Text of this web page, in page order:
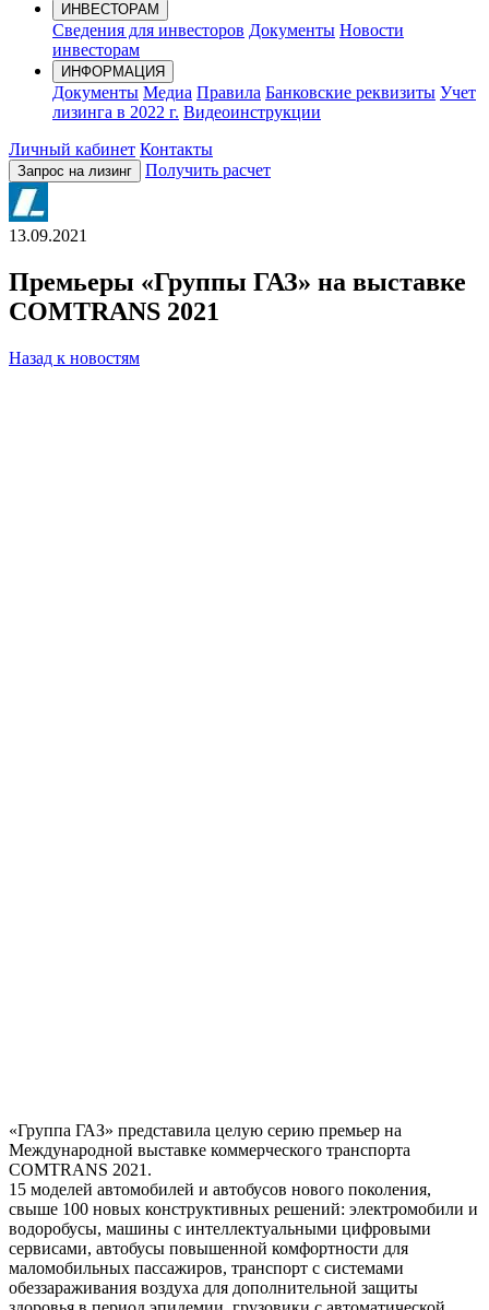
ИНВЕСТОРАМ
Сведения для инвесторов Документы Новости
инвесторам
ИНФОРМАЦИЯ
Документы Медиа Правила Банковские реквизиты Учет
лизинга в 2022 г. Видеоинструкции
Личный кабинет Контакты
Запрос на лизинг Получить расчет
13.09.2021
Премьеры «Группы ГАЗ» на выставке
COMTRANS 2021
Назад к новостям
«Группа ГАЗ» представила целую серию премьер на
Международной выставке коммерческого транспорта
COMTRANS 2021.
15 моделей автомобилей и автобусов нового поколения,
свыше 100 новых конструктивных решений: электромобили и
водоробусы, машины с интеллектуальными цифровыми
сервисами, автобусы повышенной комфортности для
маломобильных пассажиров, транспорт с системами
обеззараживания воздуха для дополнительной защиты